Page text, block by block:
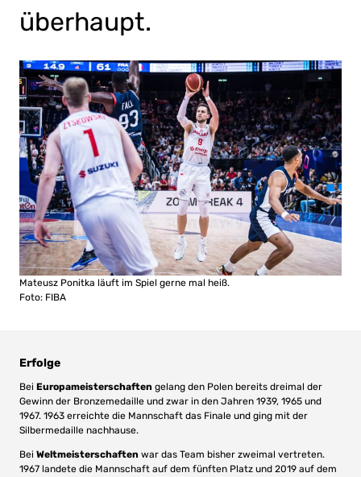
überhaupt.
Mateusz Ponitka läuft im Spiel gerne mal heiß.
Foto: FIBA
Erfolge
Bei Europameisterschaften gelang den Polen bereits dreimal der
Gewinn der Bronzemedaille und zwar in den Jahren 1939, 1965 und
1967. 1963 erreichte die Mannschaft das Finale und ging mit der
Silbermedaille nachhause.
Bei Weltmeisterschaften war das Team bisher zweimal vertreten.
1967 landete die Mannschaft auf dem fünften Platz und 2019 auf dem